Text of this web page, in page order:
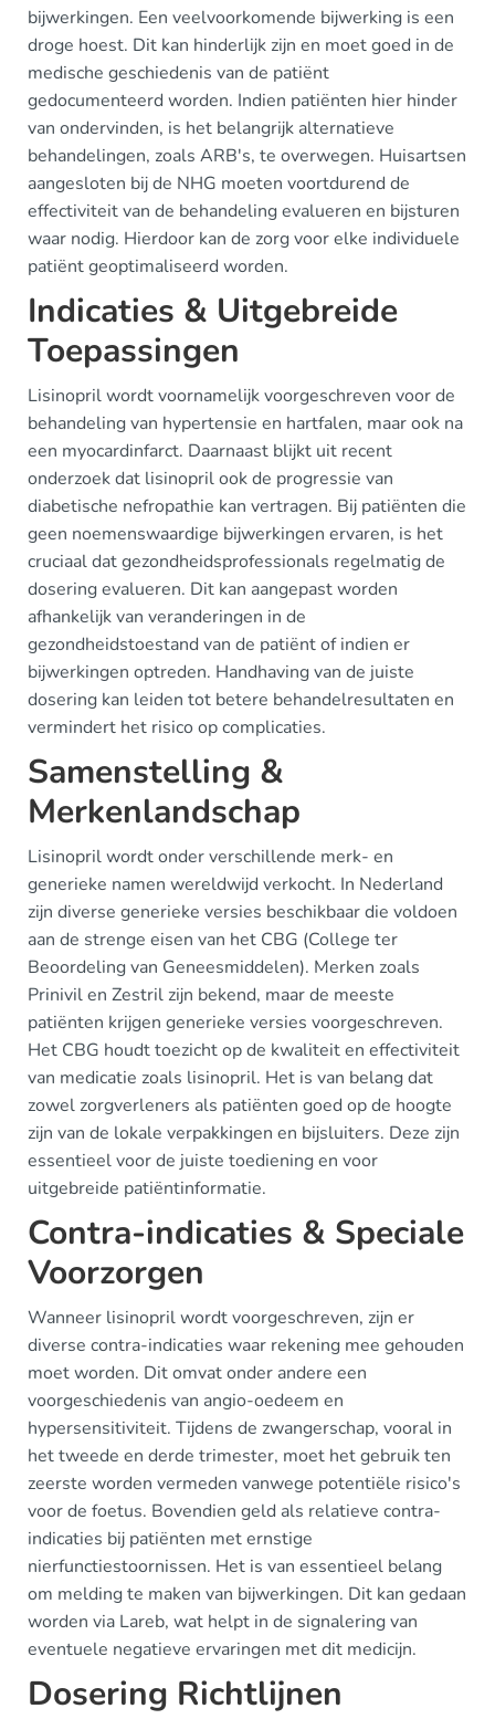
bijwerkingen. Een veelvoorkomende bijwerking is een
droge hoest. Dit kan hinderlijk zijn en moet goed in de
medische geschiedenis van de patiënt
gedocumenteerd worden. Indien patiënten hier hinder
van ondervinden, is het belangrijk alternatieve
behandelingen, zoals ARB's, te overwegen. Huisartsen
aangesloten bij de NHG moeten voortdurend de
effectiviteit van de behandeling evalueren en bijsturen
waar nodig. Hierdoor kan de zorg voor elke individuele
patiënt geoptimaliseerd worden.
Indicaties & Uitgebreide
Toepassingen
Lisinopril wordt voornamelijk voorgeschreven voor de
behandeling van hypertensie en hartfalen, maar ook na
een myocardinfarct. Daarnaast blijkt uit recent
onderzoek dat lisinopril ook de progressie van
diabetische nefropathie kan vertragen. Bij patiënten die
geen noemenswaardige bijwerkingen ervaren, is het
cruciaal dat gezondheidsprofessionals regelmatig de
dosering evalueren. Dit kan aangepast worden
afhankelijk van veranderingen in de
gezondheidstoestand van de patiënt of indien er
bijwerkingen optreden. Handhaving van de juiste
dosering kan leiden tot betere behandelresultaten en
vermindert het risico op complicaties.
Samenstelling &
Merkenlandschap
Lisinopril wordt onder verschillende merk- en
generieke namen wereldwijd verkocht. In Nederland
zijn diverse generieke versies beschikbaar die voldoen
aan de strenge eisen van het CBG (College ter
Beoordeling van Geneesmiddelen). Merken zoals
Prinivil en Zestril zijn bekend, maar de meeste
patiënten krijgen generieke versies voorgeschreven.
Het CBG houdt toezicht op de kwaliteit en effectiviteit
van medicatie zoals lisinopril. Het is van belang dat
zowel zorgverleners als patiënten goed op de hoogte
zijn van de lokale verpakkingen en bijsluiters. Deze zijn
essentieel voor de juiste toediening en voor
uitgebreide patiëntinformatie.
Contra-indicaties & Speciale
Voorzorgen
Wanneer lisinopril wordt voorgeschreven, zijn er
diverse contra-indicaties waar rekening mee gehouden
moet worden. Dit omvat onder andere een
voorgeschiedenis van angio-oedeem en
hypersensitiviteit. Tijdens de zwangerschap, vooral in
het tweede en derde trimester, moet het gebruik ten
zeerste worden vermeden vanwege potentiële risico's
voor de foetus. Bovendien geld als relatieve contra-
indicaties bij patiënten met ernstige
nierfunctiestoornissen. Het is van essentieel belang
om melding te maken van bijwerkingen. Dit kan gedaan
worden via Lareb, wat helpt in de signalering van
eventuele negatieve ervaringen met dit medicijn.
Dosering Richtlijnen